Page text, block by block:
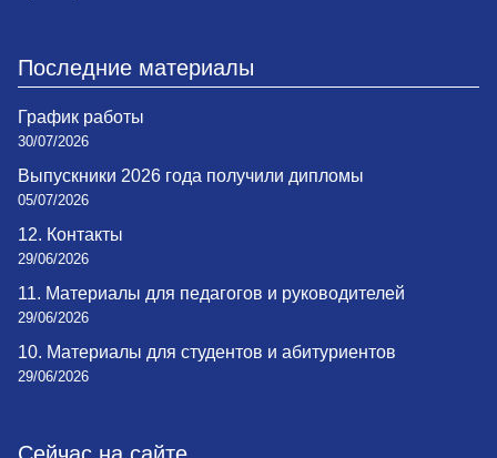
Последние материалы
График работы
30/07/2026
Выпускники 2026 года получили дипломы
05/07/2026
12. Контакты
29/06/2026
11. Материалы для педагогов и руководителей
29/06/2026
10. Материалы для студентов и абитуриентов
29/06/2026